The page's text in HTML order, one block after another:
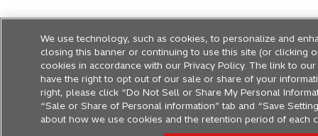
We use technology, such as cookies, to personalize and
closing this banner or continuing to use this site (or clicking
cookies in accordance with our Privacy Policy. The link to
have the right to opt out of our sale or share of your
right, please click “Do Not Sell or Share My Personal
“Sale or Share of Personal information” tab and “Save
about how we use cookies and the retention period of each